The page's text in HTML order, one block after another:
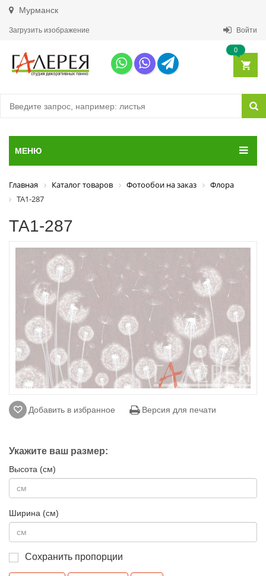
Мурманск
Загрузить изображение Войти
0
МЕНЮ
Главная Каталог товаров Фотообои на заказ
Флора
ТА1-287
ТА1-287
Добавить в избранное Версия для печати
Укажите ваш размер:
Высота (см)
Ширина (см)
Сохранить пропорции